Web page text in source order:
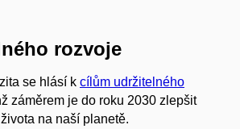
rozvoje
se hlásí k cílům udržitelného
záměrem je do roku 2030 zlepšit
na naší planetě.